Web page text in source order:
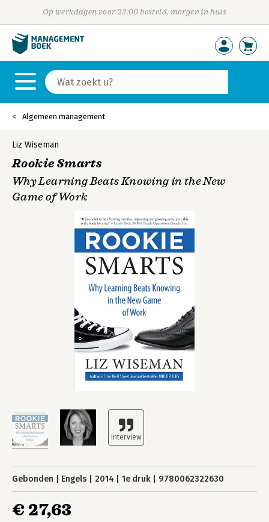
Op werkdagen voor 23:00 besteld, morgen in huis
Algemeen management
Liz Wiseman
Rookie Smarts
Why Learning Beats Knowing in the New
Game of Work
Gebonden Engels 2014 1e druk 9780062322630
€ 27,63